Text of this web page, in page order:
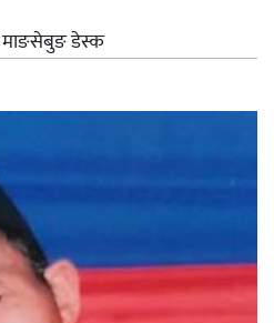
माङसेबुङ डेस्क